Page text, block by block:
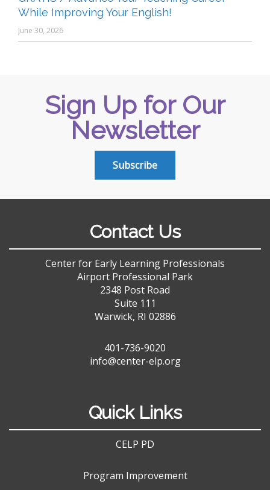
While Improving Your English!
June 30, 2026
Sign Up for Our
Newsletter
Subscribe
Contact Us
Center for Early Learning Professionals
Airport Professional Park
2348 Post Road
Suite 111
Warwick, RI 02886
401-736-9020
info@center-elp.org
Quick Links
CELP PD
Program Improvement